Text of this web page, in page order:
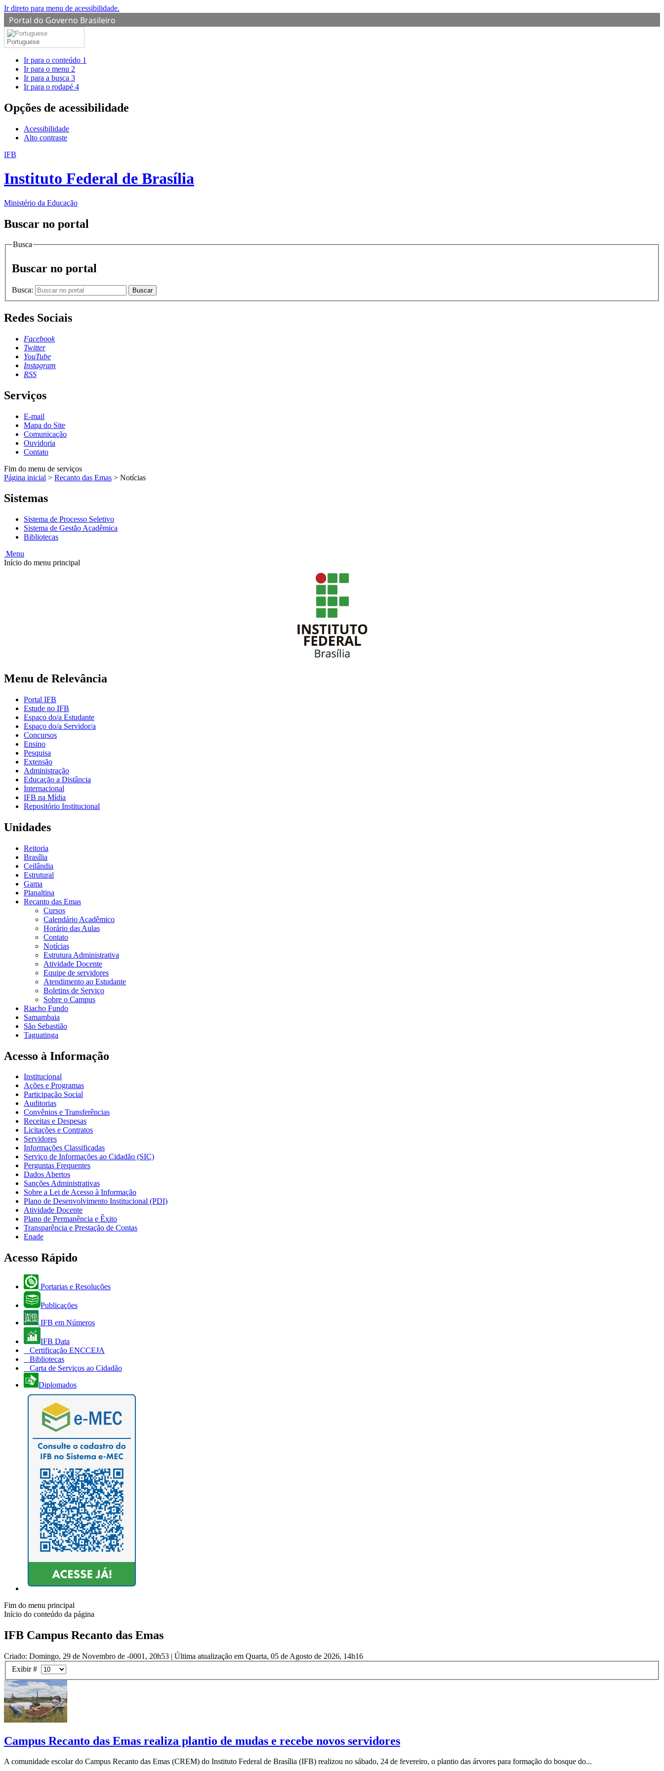
Ir direto para menu de acessibilidade.
Portal do Governo Brasileiro
Portuguese
Ir para o conteúdo 1
Ir para o menu 2
Ir para a busca 3
Ir para o rodapé 4
Opções de acessibilidade
Acessibilidade
Alto contraste
IFB
Instituto Federal de Brasília
Ministério da Educação
Buscar no portal
Busca
Buscar no portal
Busca: Buscar
Redes Sociais
Facebook
Twitter
YouTube
Instagram
RSS
Serviços
E-mail
Mapa do Site
Comunicação
Ouvidoria
Contato
Fim do menu de serviços
Página inicial > Recanto das Emas > Notícias
Sistemas
Sistema de Processo Seletivo
Sistema de Gestão Acadêmica
Bibliotecas
Menu
Início do menu principal
Menu de Relevância
Portal IFB
Estude no IFB
Espaço do/a Estudante
Espaço do/a Servidor/a
Concursos
Ensino
Pesquisa
Extensão
Administração
Educação a Distância
Internacional
IFB na Mídia
Repositório Institucional
Unidades
Reitoria
Brasília
Ceilândia
Estrutural
Gama
Planaltina
Recanto das Emas
Cursos
Calendário Acadêmico
Horário das Aulas
Contato
Notícias
Estrutura Administrativa
Atividade Docente
Equipe de servidores
Atendimento ao Estudante
Boletins de Serviço
Sobre o Campus
Riacho Fundo
Samambaia
São Sebastião
Taguatinga
Acesso à Informação
Institucional
Ações e Programas
Participação Social
Auditorias
Convênios e Transferências
Receitas e Despesas
Licitações e Contratos
Servidores
Informações Classificadas
Serviço de Informações ao Cidadão (SIC)
Perguntas Frequentes
Dados Abertos
Sanções Administrativas
Sobre a Lei de Acesso à Informação
Plano de Desenvolvimento Institucional (PDI)
Atividade Docente
Plano de Permanência e Êxito
Transparência e Prestação de Contas
Enade
Acesso Rápido
Portarias e Resoluções
Publicações
IFB em Números
IFB Data
Certificação ENCCEJA
Bibliotecas
Carta de Serviços ao Cidadão
Diplomados
Fim do menu principal
Início do conteúdo da página
IFB Campus Recanto das Emas
Criado: Domingo, 29 de Novembro de -0001, 20h53 | Última atualização em Quarta, 05 de Agosto de 2026, 14h16
Exibir #
Campus Recanto das Emas realiza plantio de mudas e recebe novos servidores
A comunidade escolar do Campus Recanto das Emas (CREM) do Instituto Federal de Brasília (IFB) realizou no sábado, 24 de fevereiro, o plantio das árvores para formação do bosque do...